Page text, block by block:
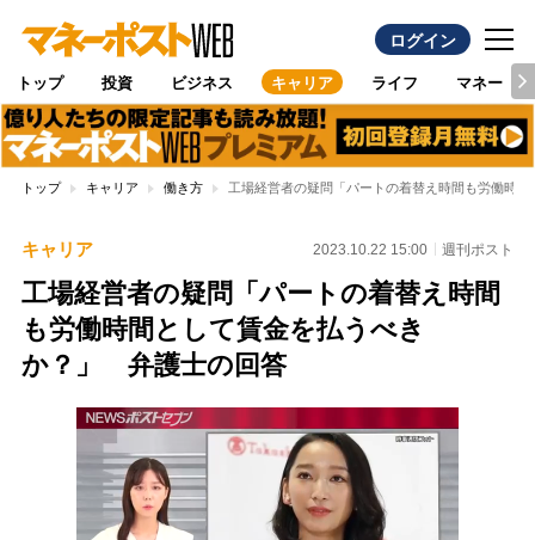
ログイン
トップ 投資 ビジネス キャリア ライフ マネー
トップ キャリア 働き方 工場経営者の疑問「パートの着替え時間も労働時
キャリア 2023.10.22 15:00 週刊ポスト
工場経営者の疑問「パートの着替え時間
も労働時間として賃金を払うべき
か？」 弁護士の回答